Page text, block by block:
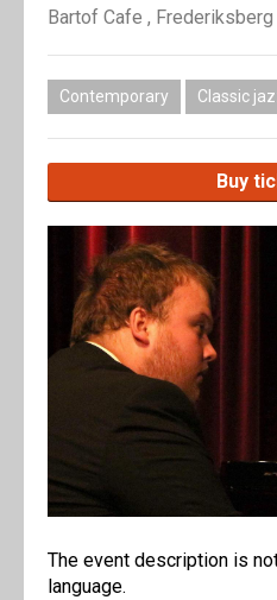
Bartof Cafe , Frederiksberg
Contemporary Classic
Buy
The event description is
language.